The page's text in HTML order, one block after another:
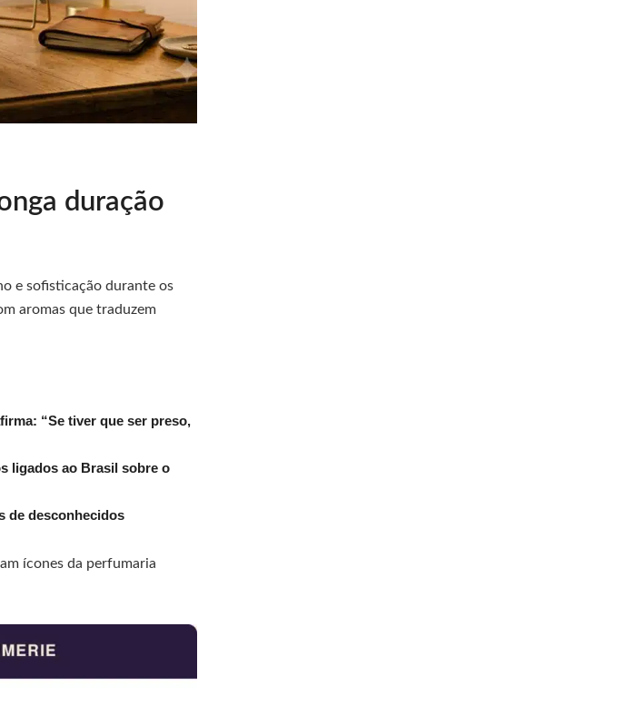
duração
e sofisticação durante os
aromas que traduzem
“Se tiver que ser preso,
ligados ao Brasil sobre o
de desconhecidos
ícones da perfumaria